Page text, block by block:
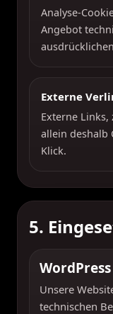
Analyse-
Angebot
Externe
Externe
allein deshalb
Klick.
5.
WordPress
Unsere
technischen